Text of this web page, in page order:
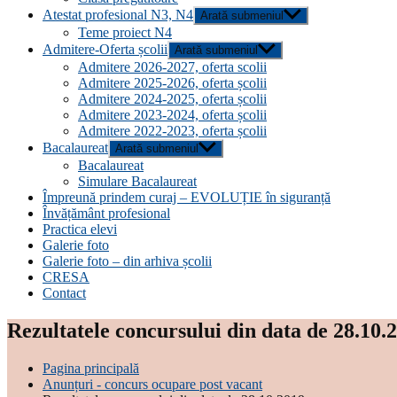
Atestat profesional N3, N4 Arată submeniul
Teme proiect N4
Admitere-Oferta școlii Arată submeniul
Admitere 2026-2027, oferta scolii
Admitere 2025-2026, oferta școlii
Admitere 2024-2025, oferta școlii
Admitere 2023-2024, oferta școlii
Admitere 2022-2023, oferta școlii
Bacalaureat Arată submeniul
Bacalaureat
Simulare Bacalaureat
Împreună prindem curaj – EVOLUȚIE în siguranță
Învățământ profesional
Practica elevi
Galerie foto
Galerie foto – din arhiva școlii
CRESA
Contact
Rezultatele concursului din data de
Pagina principală
Anunțuri - concurs ocupare post vacant